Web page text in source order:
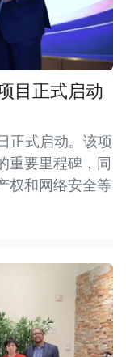
目正式启动
正式启动。该项
重要里程碑，同
权和网络安全等